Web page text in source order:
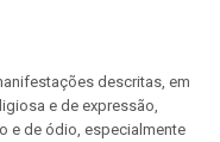
descritas, em
e de expressão,
e de ódio, especialmente